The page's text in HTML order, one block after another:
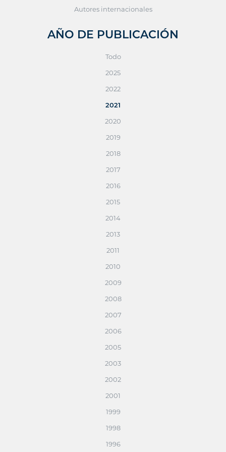
Autores internacionales
AÑO DE PUBLICACIÓN
Todo
2025
2022
2021
2020
2019
2018
2017
2016
2015
2014
2013
2011
2010
2009
2008
2007
2006
2005
2003
2002
2001
1999
1998
1996